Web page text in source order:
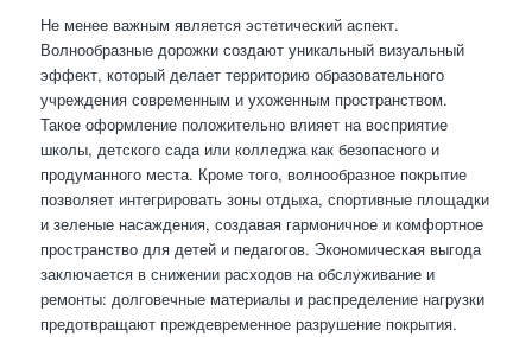
Не менее важным является эстетический аспект.
Волнообразные дорожки создают уникальный визуальный
эффект, который делает территорию образовательного
учреждения современным и ухоженным пространством.
Такое оформление положительно влияет на восприятие
школы, детского сада или колледжа как безопасного и
продуманного места. Кроме того, волнообразное покрытие
позволяет интегрировать зоны отдыха, спортивные площадки
и зеленые насаждения, создавая гармоничное и комфортное
пространство для детей и педагогов. Экономическая выгода
заключается в снижении расходов на обслуживание и
ремонты: долговечные материалы и распределение нагрузки
предотвращают преждевременное разрушение покрытия.